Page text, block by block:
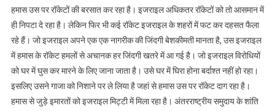
हमास उस पर रॉकेटों की बरसात कर रहा है। इजराइल अधिकतर रॉकेटों को तो आसमान में
ही निपटा दे रहा है। लेकिन फिर भी कई रॉकेट इजराइल के शहरों में फट कर दहसत फैला
रहे हैं। जो इजराइल अपने एक एक नागरीक की जिंदगी बेशकीमती मानता है, उस इजराइल
में हमास के रॉकेट हमलों से अचानक हर जिंदगी खतरे में आ गई है। जो इजराइल विरोधियों
को घर में घुस कर मारने के लिए जाना जाता है। उसे घर में घिरा होना बर्दाश्त नहीं हो रहा।
इसलिए उसने गाजा को निशाने पर ले लिया है जहां से हमास उस पर रॉकेट दाग रहा है।
हमास से जुड़े इमारतों को इजराइल मिट्टी में मिला रहा है। अंतरराष्ट्रीय समुदाय के शांति